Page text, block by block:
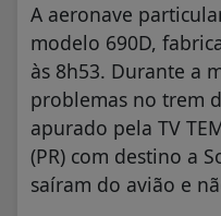
A aeronave
modelo 690D,
às 8h53. Durante a
problemas no trem
apurado pela TV
(PR) com destino a
saíram do avião e